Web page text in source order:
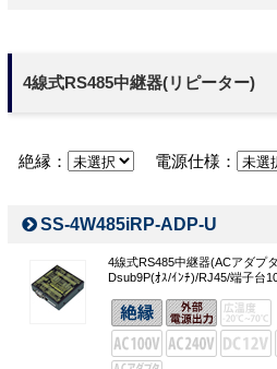
4線式RS485中継器(リピーター)
絶縁： 電源仕様：
SS-4W485iRP-ADP-U
4線式RS485中継器(ACアダプ
Dsub9P(ｵｽ/ｲﾝﾁ)/RJ45/端子台